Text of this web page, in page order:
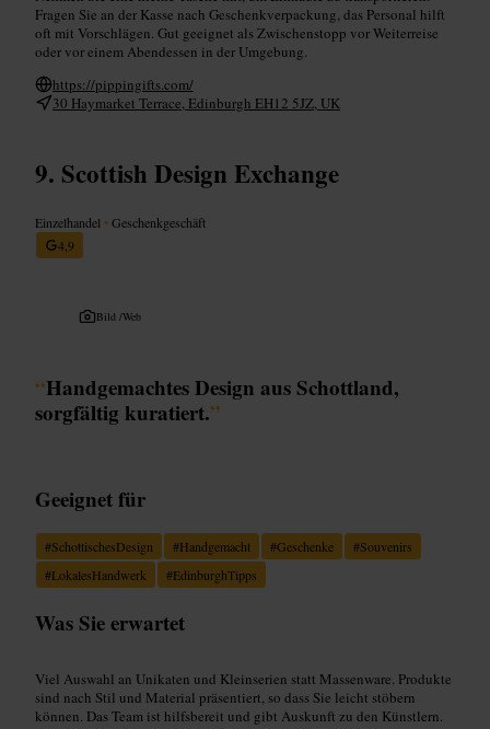
Fragen Sie an der Kasse nach Geschenkverpackung, das Personal hilft
oft mit Vorschlägen. Gut geeignet als Zwischenstopp vor Weiterreise
oder vor einem Abendessen in der Umgebung.
https://pippingifts.com/
30 Haymarket Terrace, Edinburgh EH12 5JZ, UK
Scottish Design Exchange
Einzelhandel •Geschenkgeschäft
4,9
Bild /Web
“Handgemachtes Design aus Schottland,
sorgfältig kuratiert.”
Geeignet für
#SchottischesDesign #Handgemacht #Geschenke #Souvenirs
#LokalesHandwerk #EdinburghTipps
Was Sie erwartet
Viel Auswahl an Unikaten und Kleinserien statt Massenware. Produkte
sind nach Stil und Material präsentiert, so dass Sie leicht stöbern
können. Das Team ist hilfsbereit und gibt Auskunft zu den Künstlern.